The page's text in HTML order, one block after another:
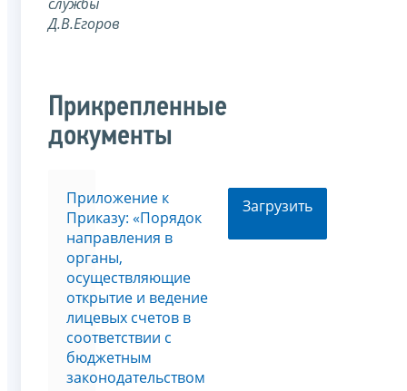
Д.В.Егоров
Прикрепленные
документы
Приложение к
Приказу: «Порядок
направления в
органы,
осуществляющие
открытие и ведение
лицевых счетов в
соответствии с
бюджетным
законодательством
Загрузить